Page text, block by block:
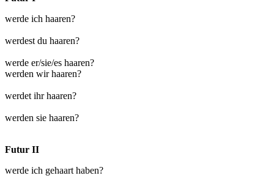
werde ich haaren?
werdest du haaren?
werde er/sie/es haaren?
werden wir haaren?
werdet ihr haaren?
werden sie haaren?
Futur II
werde ich gehaart haben?